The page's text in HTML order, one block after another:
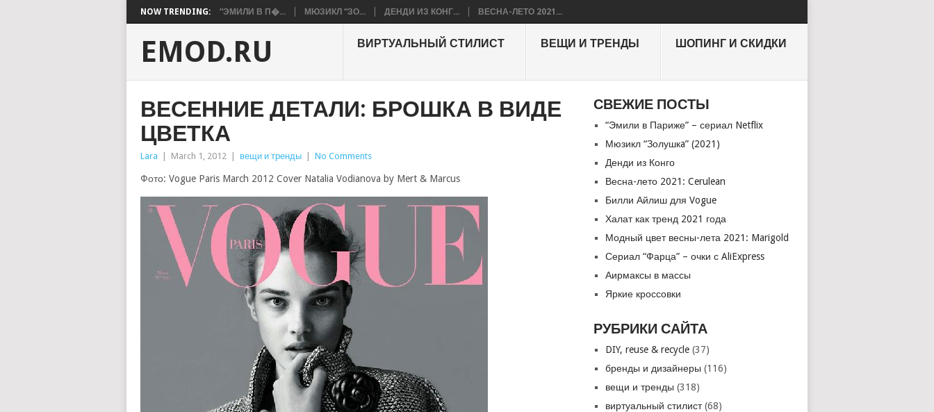
NOW TRENDING: “ЭМИЛИ В П�... МЮЗИКЛ “ЗО... ДЕНДИ ИЗ КОНГ... ВЕСНА-ЛЕТО 2021...
EMOD.RU ВИРТУАЛЬНЫЙ СТИЛИСТ ВЕЩИ И ТРЕНДЫ ШОПИНГ И СКИДКИ
ВЕСЕННИЕ ДЕТАЛИ: БРОШКА В ВИДЕ
ЦВЕТКА
Lara March 1, 2012 вещи и тренды No Comments
Фото: Vogue Paris March 2012 Cover Natalia Vodianova by Mert & Marcus
СВЕЖИЕ ПОСТЫ
“Эмили в Париже” – сериал Netflix
Мюзикл “Золушкa” (2021)
Денди из Конго
Весна-лето 2021: Cerulean
Билли Айлиш для Vogue
Халат как тренд 2021 года
Модный цвет весны-лета 2021: Marigold
Сериал “Фарца” – очки с AliExpress
Аирмаксы в массы
Яркие кроссовки
РУБРИКИ САЙТА
DIY, reuse & recycle (37)
бренды и дизайнеры (116)
вещи и тренды (318)
виртуальный стилист(68)